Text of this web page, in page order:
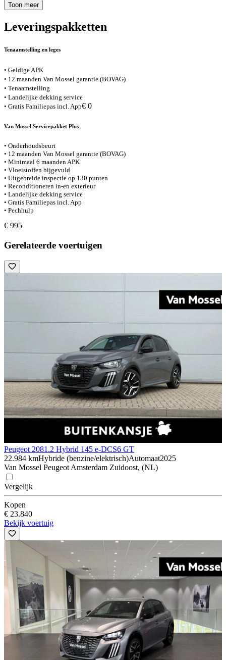
Toon meer
Leveringspakketten
Tenaamstelling en leges
• Geldige APK
• 12 maanden Van Mossel garantie (BOVAG)
• Tenaamstelling
• Landelijke dekking service
• Gratis Familiepas incl. App€ 0
Van Mossel Servicepakket Plus
• Onderhoudsbeurt
• 12 maanden Van Mossel garantie (BOVAG)
• Minimaal 6 maanden APK
• Vloeistoffen bijgevuld
• Uitgebreide inspectie op 130 punten
• Reconditioneren in-en exterieur
• Landelijke dekking service
• Gratis Familiepas incl. App
• Pechhulp
€ 995
Gerelateerde voertuigen
Peugeot 2081.2 Hybrid 145 e-DCS6 GT
22.984 kmHybride (benzine/elektrisch)Automaat2025
Van Mossel Peugeot Amsterdam Zuidoost, (NL)
Vergelijk
Kopen
€ 23.840
Bekijk voertuig